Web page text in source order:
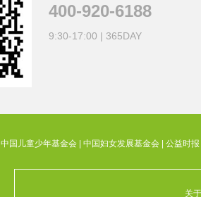
400-920-6188
9:30-17:00 | 365DAY
中国儿童少年基金会 中国妇女发展基金会 公益时报
关